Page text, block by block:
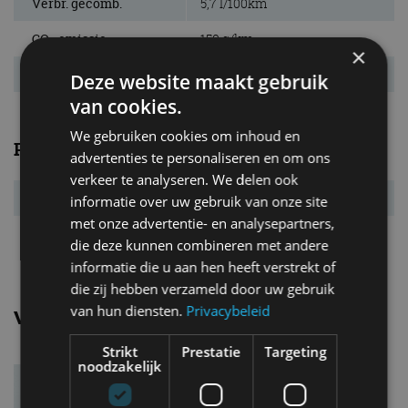
CO₂-emissie 150 g/km
Energielabel C
Prestaties
Acc. 0-100 km/u 7,4 s
Topsnelheid 240 km/u
Vergelijkbare uitvoeringen
Mercedes benz E klasse estateE
350 BlueTEC
×
Deze website maakt gebruik
van cookies.
We gebruiken cookies om inhoud en
advertenties te personaliseren en om ons
verkeer te analyseren. We delen ook
informatie over uw gebruik van onze site
met onze advertentie- en analysepartners,
die deze kunnen combineren met andere
informatie die u aan hen heeft verstrekt of
die zij hebben verzameld door uw gebruik
van hun diensten. Privacybeleid
Strikt
noodzakelijk
Prestatie Targeting